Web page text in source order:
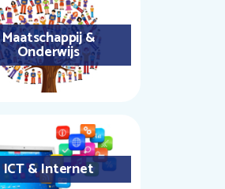
Maatschappij &
Onderwijs
ICT & Internet